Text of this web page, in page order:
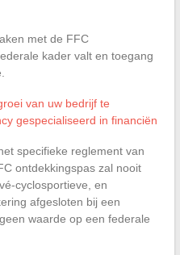
met de FFC
kader valt en toegang
van uw bedrijf te
gespecialiseerd in financiën
specifieke reglement van
ontdekkingspas zal nooit
cyclosportieve, en
afgesloten bij een
waarde op een federale